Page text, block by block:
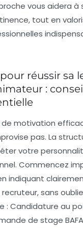
vous aidera
tout en
réussir sa
:
de motivation
pas. La
votre
Commencez
indiquant
recruteur, sans
: Candidature au
de stage